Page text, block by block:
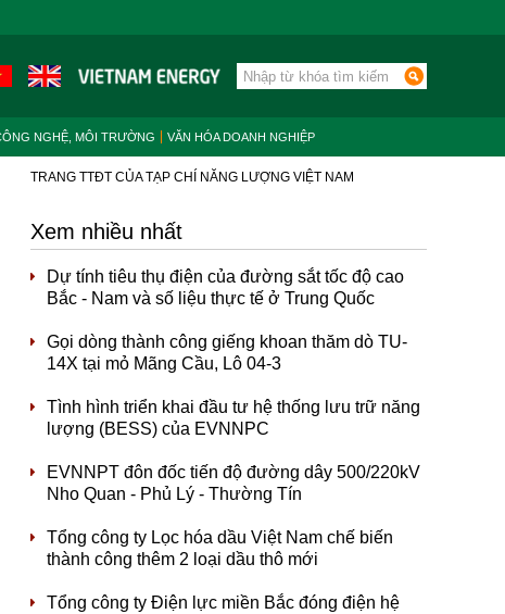
NGHỆ, MÔI TRƯỜNG VĂN HÓA DOANH NGHIỆP
TRANG TTĐT CỦA TẠP CHÍ NĂNG LƯỢNG VIỆT NAM
Xem nhiều nhất
Dự tính tiêu thụ điện của đường sắt tốc độ cao
Bắc - Nam và số liệu thực tế ở Trung Quốc
Gọi dòng thành công giếng khoan thăm dò TU-
14X tại mỏ Mãng Cầu, Lô 04-3
Tình hình triển khai đầu tư hệ thống lưu trữ năng
lượng (BESS) của EVNNPC
EVNNPT đôn đốc tiến độ đường dây 500/220kV
Nho Quan - Phủ Lý - Thường Tín
Tổng công ty Lọc hóa dầu Việt Nam chế biến
thành công thêm 2 loại dầu thô mới
Tổng công ty Điện lực miền Bắc đóng điện hệ